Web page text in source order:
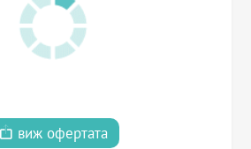
виж офертата